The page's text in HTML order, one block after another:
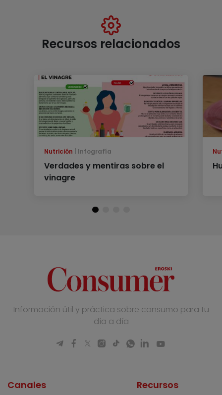
Recursos relacionados
Nutrición Infografía
Verdades y mentiras sobre el
vinagre
Información útil y práctica sobre consumo para tu
día a día
Canales Recursos